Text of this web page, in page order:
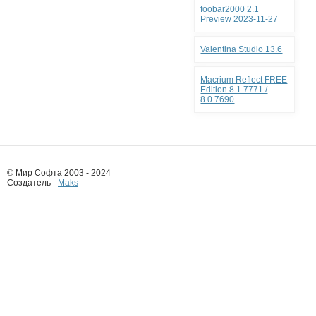
foobar2000 2.1
Preview 2023-11-27
Valentina Studio 13.6
Macrium Reflect FREE
Edition 8.1.7771 /
8.0.7690
© Мир Софта 2003 - 2024
Создатель - Maks